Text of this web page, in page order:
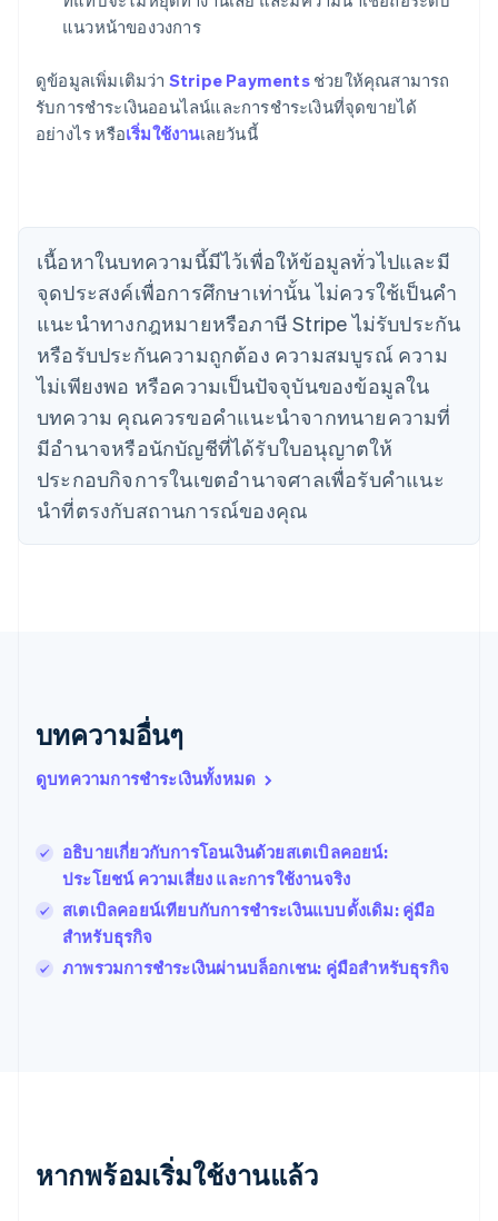
แนวหน้าของวงการ
ดูข้อมูลเพิ่มเติมว่า Stripe Paymentsช่วยให้คุณสามารถ
รับการชำระเงินออนไลน์และการชำระเงินที่จุดขายได้
อย่างไร หรือเริ่มใช้งานเลยวันนี้
เนื้อหาในบทความนี้มีไว้เพื่อให้ข้อมูลทั่วไปและมี
จุดประสงค์เพื่อการศึกษาเท่านั้น ไม่ควรใช้เป็นคํา
แนะนําทางกฎหมายหรือภาษี Stripe ไม่รับประกัน
หรือรับประกันความถูกต้อง ความสมบูรณ์ ความ
ไม่เพียงพอ หรือความเป็นปัจจุบันของข้อมูลใน
บทความ คุณควรขอคําแนะนําจากทนายความที่
มีอํานาจหรือนักบัญชีที่ได้รับใบอนุญาตให้
ประกอบกิจการในเขตอํานาจศาลเพื่อรับคําแนะ
นําที่ตรงกับสถานการณ์ของคุณ
บทความอื่นๆ
ดูบทความการชำระเงินทั้งหมด
อธิบายเกี่ยวกับการโอนเงินด้วยสเตเบิลคอยน์:
ประโยชน์ ความเสี่ยง และการใช้งานจริง
สเตเบิลคอยน์เทียบกับการชำระเงินแบบดั้งเดิม: คู่มือ
สำหรับธุรกิจ
ภาพรวมการชําระเงินผ่านบล็อกเชน: คู่มือสําหรับธุรกิจ
หากพร้อมเริ่มใช้งานแล้ว
กรีซ
เขตบริหารพิเศษฮ่องกง ประเทศจีน
English 简体中文
แคนาดา
English Français
ไซปรัส
ญี่ปุ่น
日本語English
เดนมาร์ก
English
ไทย
ไทยEnglish
English
นิวซีแลนด์
English
เนเธอร์แลนด์
NederlandsEnglish
PortuguêsEnglish
English
ฟินแลนด์
English Svenska
มอลตา
English
มาเลเซีย
เม็กซิโก
ลักเซมเบิร์ก
Français Deutsch English